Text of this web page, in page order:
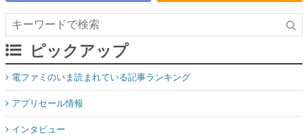
ピックアップ
電ファミのいま読まれている記事ランキング
アプリセール情報
インタビュー